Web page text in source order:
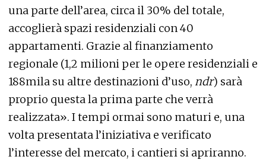
una parte dell’area, circa il 30% del totale,
accoglierà spazi residenziali con 40
appartamenti. Grazie al finanziamento
regionale (1,2 milioni per le opere residenziali e
188mila su altre destinazioni d’uso, ndr) sarà
proprio questa la prima parte che verrà
realizzata». I tempi ormai sono maturi e, una
volta presentata l’iniziativa e verificato
l’interesse del mercato, i cantieri si apriranno.